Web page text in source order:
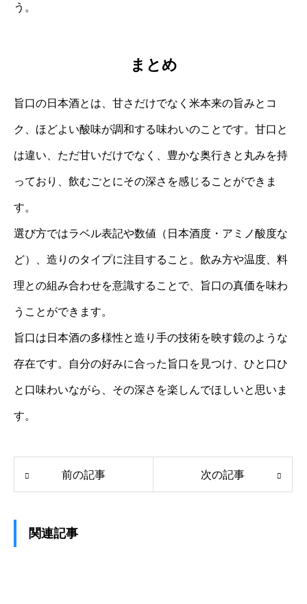
う。
まとめ
旨口の日本酒とは、甘さだけでなく米本来の旨みとコ
ク、ほどよい酸味が調和する味わいのことです。甘口と
は違い、ただ甘いだけでなく、豊かな奥行きと丸みを持
っており、飲むごとにその深さを感じることができま
す。
選び方ではラベル表記や数値（日本酒度・アミノ酸度な
ど）、造りのタイプに注目すること。飲み方や温度、料
理との組み合わせを意識することで、旨口の真価を味わ
うことができます。
旨口は日本酒の多様性と造り手の技術を映す鏡のような
存在です。自分の好みに合った旨口を見つけ、ひと口ひ
と口味わいながら、その深さを楽しんでほしいと思いま
す。
前の記事 次の記事
関連記事